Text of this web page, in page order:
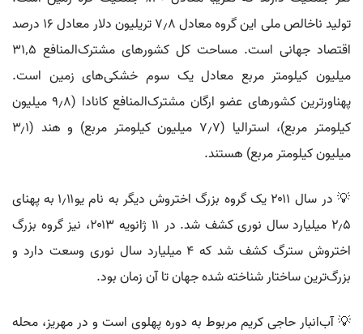
تولید ناخالص ملی این گروه معادل ۷٫۸ تریلیون دلار معادل ۱۶ درصد
اقتصاد جهانی است. مساحت کل کشورهای مشترک‌المنافع ۳۱٬۵
میلیون کیلومتر مربع معادل یک سوم خشکی‌های زمین است.
پهناورترین کشورهای عضو ارگان مشترک‌المنافع کانادا (۹٫۸ میلیون
کیلومتر مربع)، استرالیا (۷٫۷ میلیون کیلومتر مربع) و هند (۳٫۱
میلیون کیلومتر مربع) هستند.
💡 در سال ۲۰۱۱ یک گروه بزرگ اختروش دیگر به نام یو۱٫۱۱ به پهنای
۲٫۵ میلیارد سال نوری کشف شد. در ۱۱ ژانویه ۲۰۱۳، نیز گروه بزرگ
اختروش سترگ کشف شد که ۴ میلیارد سال نوری وسعت دارد و
بزرگ‌ترین ساختار شناخته شده جهان تا آن زمان بود.
💡 آب‌انبار حاجی کریم مربوط به دوره پهلوی است و در مهریز، محله